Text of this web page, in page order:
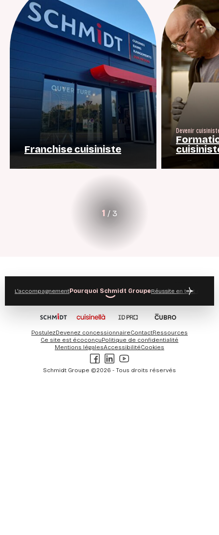
Franchise cuisiniste
Devenir
1 / 3
L'accompagnementPourquoi Schmidt GroupeRéussite en tant
Schmidt Groupe ©2026 - Tous droits réservés
PostulezDevenez concessionnaireContactRessources
Ce site est écoconçuPolitique de confidentialité
Mentions légalesAccessibilitéCookies
Facebook
LinkedIn
Youtube